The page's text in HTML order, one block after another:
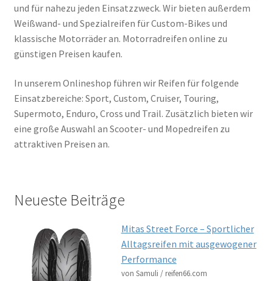
und für nahezu jeden Einsatzzweck. Wir bieten außerdem
Weißwand- und Spezialreifen für Custom-Bikes und
klassische Motorräder an. Motorradreifen online zu
günstigen Preisen kaufen.
In unserem Onlineshop führen wir Reifen für folgende
Einsatzbereiche: Sport, Custom, Cruiser, Touring,
Supermoto, Enduro, Cross und Trail. Zusätzlich bieten wir
eine große Auswahl an Scooter- und Mopedreifen zu
attraktiven Preisen an.
Neueste Beiträge
Mitas Street Force – Sportlicher
Alltagsreifen mit ausgewogener
Performance
von Samuli / reifen66.com